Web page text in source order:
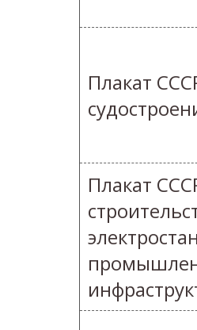
Плакат
Плакат